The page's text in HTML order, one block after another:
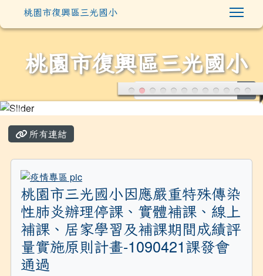
桃園市復興區三光國小
桃園市復興區三光國小
所有連結
title:疫情專區
桃園市三光國小因應嚴重特殊傳染
性肺炎辦理停課、實體補課、線上
補課、居家學習及補課期間成績評
量實施原則計畫-1090421課發會
通過